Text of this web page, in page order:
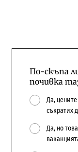
По-скъпа
почивка
Да,
съкратих
Да, но